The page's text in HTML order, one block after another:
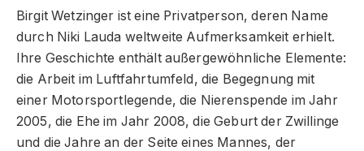
Birgit Wetzinger ist eine Privatperson, deren Name
durch Niki Lauda weltweite Aufmerksamkeit erhielt.
Ihre Geschichte enthält außergewöhnliche Elemente:
die Arbeit im Luftfahrtumfeld, die Begegnung mit
einer Motorsportlegende, die Nierenspende im Jahr
2005, die Ehe im Jahr 2008, die Geburt der Zwillinge
und die Jahre an der Seite eines Mannes, der